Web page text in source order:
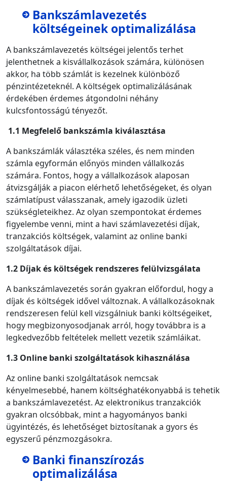
Bankszámlavezetés
költségeinek optimalizálása
A bankszámlavezetés költségei jelentős terhet
jelenthetnek a kisvállalkozások számára, különösen
akkor, ha több számlát is kezelnek különböző
pénzintézeteknél. A költségek optimalizálásának
érdekében érdemes átgondolni néhány
kulcsfontosságú tényezőt.
1.1 Megfelelő bankszámla kiválasztása
A bankszámlák választéka széles, és nem minden
számla egyformán előnyös minden vállalkozás
számára. Fontos, hogy a vállalkozások alaposan
átvizsgálják a piacon elérhető lehetőségeket, és olyan
számlatípust válasszanak, amely igazodik üzleti
szükségleteikhez. Az olyan szempontokat érdemes
figyelembe venni, mint a havi számlavezetési díjak,
tranzakciós költségek, valamint az online banki
szolgáltatások díjai.
1.2 Díjak és költségek rendszeres felülvizsgálata
A bankszámlavezetés során gyakran előfordul, hogy a
díjak és költségek idővel változnak. A vállalkozásoknak
rendszeresen felül kell vizsgálniuk banki költségeiket,
hogy megbizonyosodjanak arról, hogy továbbra is a
legkedvezőbb feltételek mellett vezetik számláikat.
1.3 Online banki szolgáltatások kihasználása
Az online banki szolgáltatások nemcsak
kényelmesebbé, hanem költséghatékonyabbá is tehetik
a bankszámlavezetést. Az elektronikus tranzakciók
gyakran olcsóbbak, mint a hagyományos banki
ügyintézés, és lehetőséget biztosítanak a gyors és
egyszerű pénzmozgásokra.
Banki finanszírozás
optimalizálása